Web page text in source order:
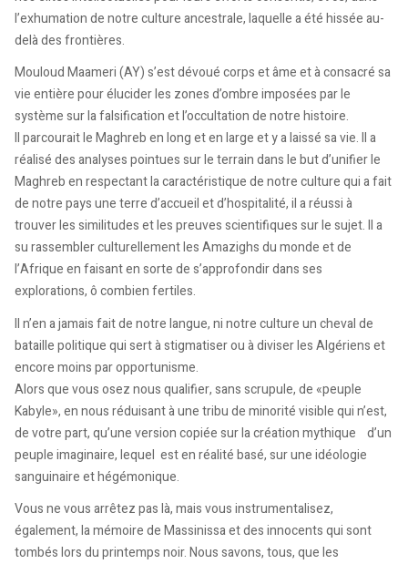
l’exhumation de notre culture ancestrale, laquelle a été hissée au-
delà des frontières.
Mouloud Maameri (AY) s’est dévoué corps et âme et à consacré sa
vie entière pour élucider les zones d’ombre imposées par le
système sur la falsification et l’occultation de notre histoire.
Il parcourait le Maghreb en long et en large et y a laissé sa vie. Il a
réalisé des analyses pointues sur le terrain dans le but d’unifier le
Maghreb en respectant la caractéristique de notre culture qui a fait
de notre pays une terre d’accueil et d’hospitalité, il a réussi à
trouver les similitudes et les preuves scientifiques sur le sujet. Il a
su rassembler culturellement les Amazighs du monde et de
l’Afrique en faisant en sorte de s’approfondir dans ses
explorations, ô combien fertiles.
Il n’en a jamais fait de notre langue, ni notre culture un cheval de
bataille politique qui sert à stigmatiser ou à diviser les Algériens et
encore moins par opportunisme.
Alors que vous osez nous qualifier, sans scrupule, de «peuple
Kabyle», en nous réduisant à une tribu de minorité visible qui n’est,
de votre part, qu’une version copiée sur la création mythique d’un
peuple imaginaire, lequel est en réalité basé, sur une idéologie
sanguinaire et hégémonique.
Vous ne vous arrêtez pas là, mais vous instrumentalisez,
également, la mémoire de Massinissa et des innocents qui sont
tombés lors du printemps noir. Nous savons, tous, que les